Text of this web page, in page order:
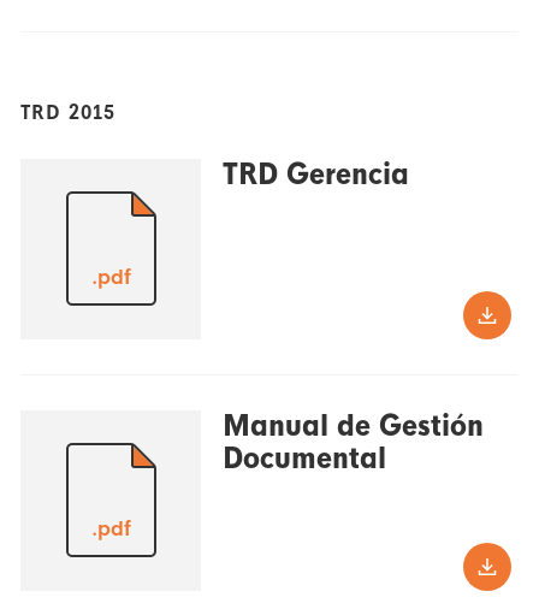
TRD 2015
.pdf
TRD Gerencia
.pdf
Manual de Gestión
Documental